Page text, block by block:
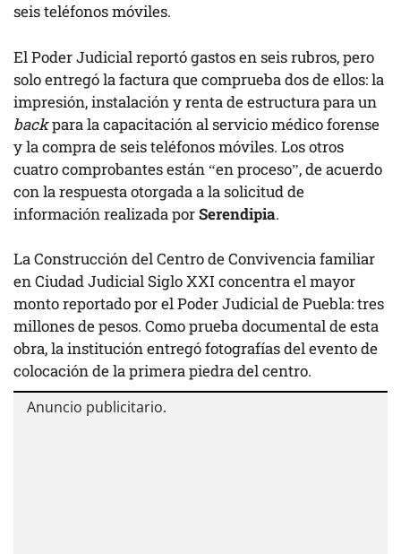
seis teléfonos móviles.
El Poder Judicial reportó gastos en seis rubros, pero
solo entregó la factura que comprueba dos de ellos: la
impresión, instalación y renta de estructura para un
backpara la capacitación al servicio médico forense
y la compra de seis teléfonos móviles. Los otros
cuatro comprobantes están “en proceso”, de acuerdo
con la respuesta otorgada a la solicitud de
información realizada porSerendipia.
La Construcción del Centro de Convivencia familiar
en Ciudad Judicial Siglo XXI concentra el mayor
monto reportado por el Poder Judicial de Puebla: tres
millones de pesos. Como prueba documental de esta
obra, la institución entregó fotografías del evento de
colocación de la primera piedra del centro.